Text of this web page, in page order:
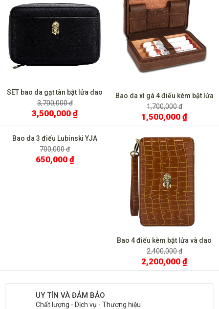
SET bao da gạt tàn bật lửa dao
cắt Lubinski
3,700,000 đ
3,500,000 ₫
Bao da xì gà 4 điếu kèm bật lửa
và dao cắt T116
1,700,000 đ
1,500,000 ₫
Bao da 3 điếu Lubinski YJA
5000
700,000 đ
650,000 ₫
Bao 4 điếu kèm bật lửa và dao
cắt Lubinski
2,400,000 đ
2,200,000 ₫
UY TÍN VÀ ĐẢM BẢO
Chất lượng - Dịch vụ - Thương hiệu